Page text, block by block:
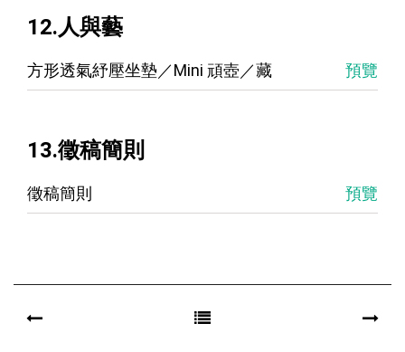
12.人與藝
方形透氣紓壓坐墊／Mini 頑壺／藏 預覽
13.徵稿簡則
徵稿簡則 預覽